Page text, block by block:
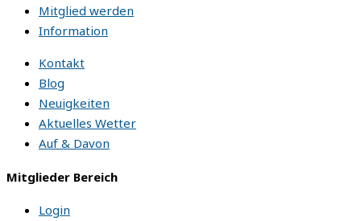
Mitglied werden
Information
Kontakt
Blog
Neuigkeiten
Aktuelles Wetter
Auf & Davon
Mitglieder Bereich
Login